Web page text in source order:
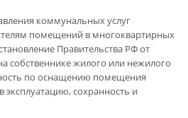
коммунальных услуг
помещений в многоквартирных
Правительства РФ от
собственнике жилого или нежилого
по оснащению помещения
эксплуатацию, сохранность и